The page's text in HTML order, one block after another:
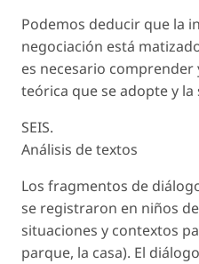
Podemos deducir que la
negociación está
es necesario
teórica que se adopte y
SEIS.
Análisis de textos
Los fragmentos de
se registraron en niños
situaciones y contextos
parque, la casa). El